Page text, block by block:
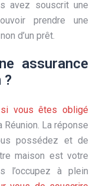
avez souscrit une
prendre une
d’un prêt.
assurance
?
vous êtes obligé
Réunion. La réponse
possédez et de
maison est votre
l’occupez à plein